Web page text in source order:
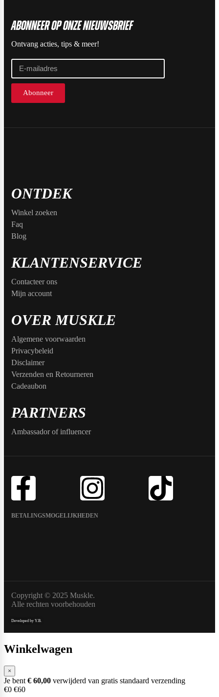
ABonneer op onze nieuwsbrief
Ontvang acties, tips & meer!
Abonneer
ONTDEK
Winkel zoeken
Faq
Blog
KLANTENSERVICE
Contacteer ons
Mijn account
OVER MUSKLE
Algemene voorwaarden
Privacybeleid
Disclaimer
Verzenden en Retourneren
Cadeaubon
PARTNERS
Ambassador of influencer
BETALINGSMOGELIJKHEDEN
Copyright © 2025 Muskle.
Alle rechten voorbehouden
Developed by Y.B.
Winkelwagen
×
Je bent € 60,00 verwijderd van gratis standaard verzending
€0 €60